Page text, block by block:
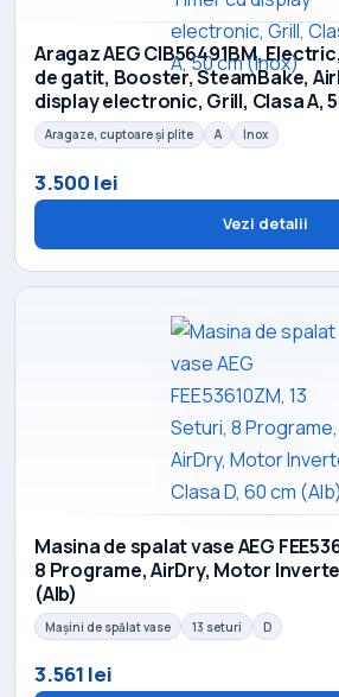
Aragaz AEG CIB56491BM,
de gatit, Booster, SteamBake,
display electronic, Grill, Clasa A,
Aragaze, cuptoare și plite A Inox
3.500 lei
Vezi detalii
Masina de spalat vase AEG
8 Programe, AirDry, Motor
(Alb)
Mașini de spălat vase 13 seturi D
3.561 lei